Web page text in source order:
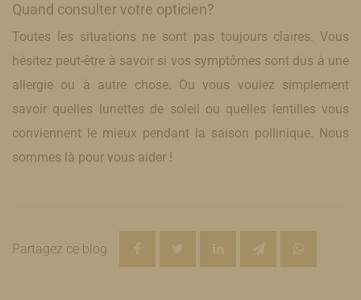
Quand consulter votre opticien?
​Toutes les situations ne sont pas toujours claires. Vous
hésitez peut-être à savoir si vos symptômes sont dus à une
allergie ou à autre chose. Ou vous voulez simplement
savoir quelles lunettes de soleil ou quelles lentilles vous
conviennent le mieux pendant la saison pollinique. Nous
sommes là pour vous aider !
Partagez ce blog